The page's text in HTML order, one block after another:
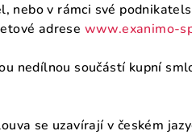
nebo v rámci své
adrese www.exanimo-
nedílnou součástí kupní
se uzavírají v českém